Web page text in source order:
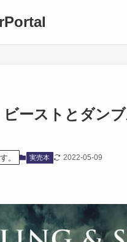
ビーストとダン
。 実売本 2022-05-09